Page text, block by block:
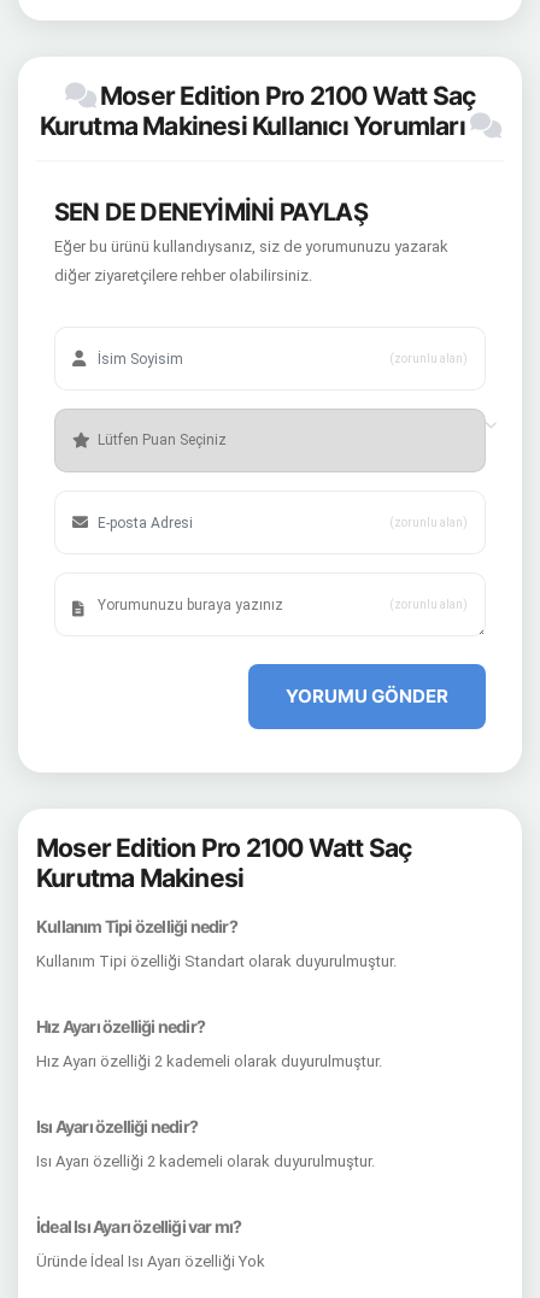
Moser Edition Pro 2100 Watt Saç
Kurutma Makinesi Kullanıcı Yorumları
SEN DE DENEYİMİNİ PAYLAŞ
Eğer bu ürünü kullandıysanız, siz de yorumunuzu yazarak
diğer ziyaretçilere rehber olabilirsiniz.
(zorunlu alan)
(zorunlu alan)
(zorunlu alan)
YORUMU GÖNDER
Moser Edition Pro 2100 Watt Saç
Kurutma Makinesi
Kullanım Tipi özelliği nedir?
Kullanım Tipi özelliği Standart olarak duyurulmuştur.
Hız Ayarı özelliği nedir?
Hız Ayarı özelliği 2 kademeli olarak duyurulmuştur.
Isı Ayarı özelliği nedir?
Isı Ayarı özelliği 2 kademeli olarak duyurulmuştur.
İdeal Isı Ayarı özelliği var mı?
Üründe İdeal Isı Ayarı özelliği Yok